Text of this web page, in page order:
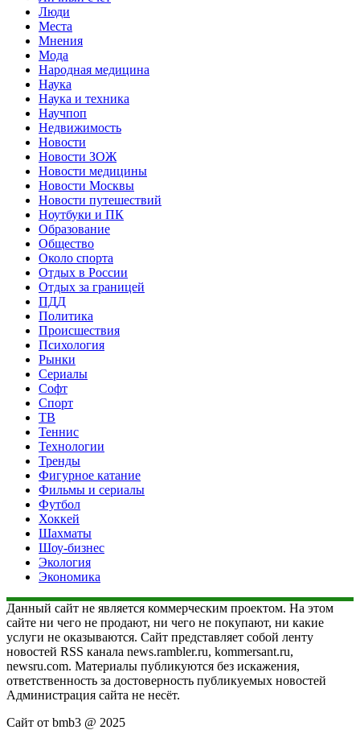
Люди
Места
Мнения
Мода
Народная медицина
Наука
Наука и техника
Научпоп
Недвижимость
Новости
Новости ЗОЖ
Новости медицины
Новости Москвы
Новости путешествий
Ноутбуки и ПК
Образование
Общество
Около спорта
Отдых в России
Отдых за границей
ПДД
Политика
Происшествия
Психология
Рынки
Сериалы
Софт
Спорт
ТВ
Теннис
Технологии
Тренды
Фигурное катание
Фильмы и сериалы
Футбол
Хоккей
Шахматы
Шоу-бизнес
Экология
Экономика
Данный сайт не является коммерческим проектом. На этом
сайте ни чего не продают, ни чего не покупают, ни какие
услуги не оказываются. Сайт представляет собой ленту
новостей RSS канала news.rambler.ru, kommersant.ru,
newsru.com. Материалы публикуются без искажения,
ответственность за достоверность публикуемых новостей
Администрация сайта не несёт.
Сайт от bmb3 @ 2025